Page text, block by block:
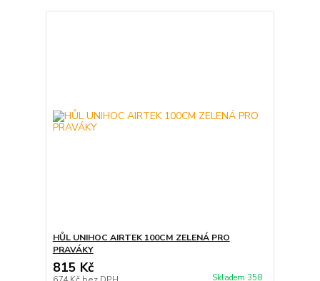
HŮL UNIHOC AIRTEK 100CM ZELENÁ PRO
PRAVÁKY
815 Kč
Skladem 358